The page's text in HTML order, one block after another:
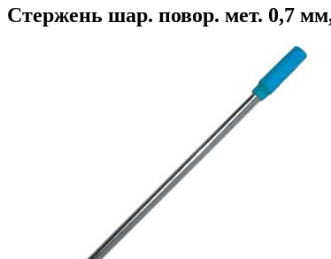
Стержень шар. повор. мет. 0,7